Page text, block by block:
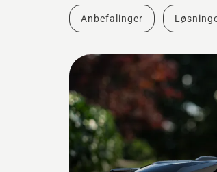
Anbefalinger